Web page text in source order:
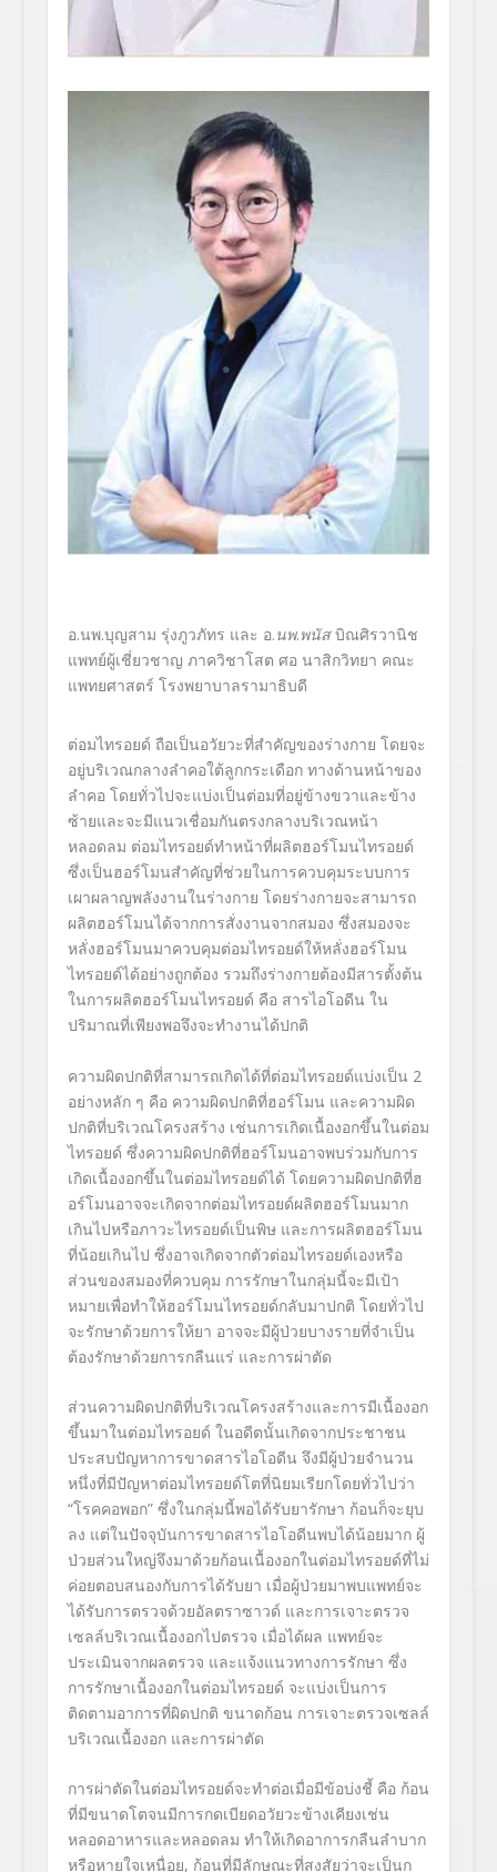
อ.นพ.บุญสาม รุ่งภูวภัทร และ อ.นพ.พนัส บิณศิรวานิช
แพทย์ผู้เชี่ยวชาญ ภาควิชาโสต ศอ นาสิกวิทยา คณะ
แพทยศาสตร์ โรงพยาบาลรามาธิบดี
ต่อมไทรอยด์ ถือเป็นอวัยวะที่สำคัญของร่างกาย โดยจะ
อยู่บริเวณกลางลำคอใต้ลูกกระเดือก ทางด้านหน้าของ
ลำคอ โดยทั่วไปจะแบ่งเป็นต่อมที่อยู่ข้างขวาและข้าง
ซ้ายและจะมีแนวเชื่อมกันตรงกลางบริเวณหน้า
หลอดลม ต่อมไทรอยด์ทำหน้าที่ผลิตฮอร์โมนไทรอยด์
ซึ่งเป็นฮอร์โมนสำคัญที่ช่วยในการควบคุมระบบการ
เผาผลาญพลังงานในร่างกาย โดยร่างกายจะสามารถ
ผลิตฮอร์โมนได้จากการสั่งงานจากสมอง ซึ่งสมองจะ
หลั่งฮอร์โมนมาควบคุมต่อมไทรอยด์ให้หลั่งฮอร์โมน
ไทรอยด์ได้อย่างถูกต้อง รวมถึงร่างกายต้องมีสารตั้งต้น
ในการผลิตฮอร์โมนไทรอยด์ คือ สารไอโอดีน ใน
ปริมาณที่เพียงพอจึงจะทำงานได้ปกติ
ความผิดปกติที่สามารถเกิดได้ที่ต่อมไทรอยด์แบ่งเป็น 2
อย่างหลัก ๆ คือ ความผิดปกติที่ฮอร์โมน และความผิด
ปกติที่บริเวณโครงสร้าง เช่นการเกิดเนื้องอกขึ้นในต่อม
ไทรอยด์ ซึ่งความผิดปกติที่ฮอร์โมนอาจพบร่วมกับการ
เกิดเนื้องอกขึ้นในต่อมไทรอยด์ได้ โดยความผิดปกติที่ฮ
อร์โมนอาจจะเกิดจากต่อมไทรอยด์ผลิตฮอร์โมนมาก
เกินไปหรือภาวะไทรอยด์เป็นพิษ และการผลิตฮอร์โมน
ที่น้อยเกินไป ซึ่งอาจเกิดจากตัวต่อมไทรอยด์เองหรือ
ส่วนของสมองที่ควบคุม การรักษาในกลุ่มนี้จะมีเป้า
หมายเพื่อทำให้ฮอร์โมนไทรอยด์กลับมาปกติ โดยทั่วไป
จะรักษาด้วยการให้ยา อาจจะมีผู้ป่วยบางรายที่จำเป็น
ต้องรักษาด้วยการกลืนแร่ และการผ่าตัด
ส่วนความผิดปกติที่บริเวณโครงสร้างและการมีเนื้องอก
ขึ้นมาในต่อมไทรอยด์ ในอดีตนั้นเกิดจากประชาชน
ประสบปัญหาการขาดสารไอโอดีน จึงมีผู้ป่วยจำนวน
หนึ่งที่มีปัญหาต่อมไทรอยด์โตที่นิยมเรียกโดยทั่วไปว่า
“โรคคอพอก” ซึ่งในกลุ่มนี้พอได้รับยารักษา ก้อนก็จะยุบ
ลง แต่ในปัจจุบันการขาดสารไอโอดีนพบได้น้อยมาก ผู้
ป่วยส่วนใหญ่จึงมาด้วยก้อนเนื้องอกในต่อมไทรอยด์ที่ไม่
ค่อยตอบสนองกับการได้รับยา เมื่อผู้ป่วยมาพบแพทย์จะ
ได้รับการตรวจด้วยอัลตราซาวด์ และการเจาะตรวจ
เซลล์บริเวณเนื้องอกไปตรวจ เมื่อได้ผล แพทย์จะ
ประเมินจากผลตรวจ และแจ้งแนวทางการรักษา ซึ่ง
การรักษาเนื้องอกในต่อมไทรอยด์ จะแบ่งเป็นการ
ติดตามอาการที่ผิดปกติ ขนาดก้อน การเจาะตรวจเซลล์
บริเวณเนื้องอก และการผ่าตัด
การผ่าตัดในต่อมไทรอยด์จะทำต่อเมื่อมีข้อบ่งชี้ คือ ก้อน
ที่มีขนาดโตจนมีการกดเบียดอวัยวะข้างเคียงเช่น
หลอดอาหารและหลอดลม ทำให้เกิดอาการกลืนลำบาก
หรือหายใจเหนื่อย, ก้อนที่มีลักษณะที่สงสัยว่าจะเป็นก